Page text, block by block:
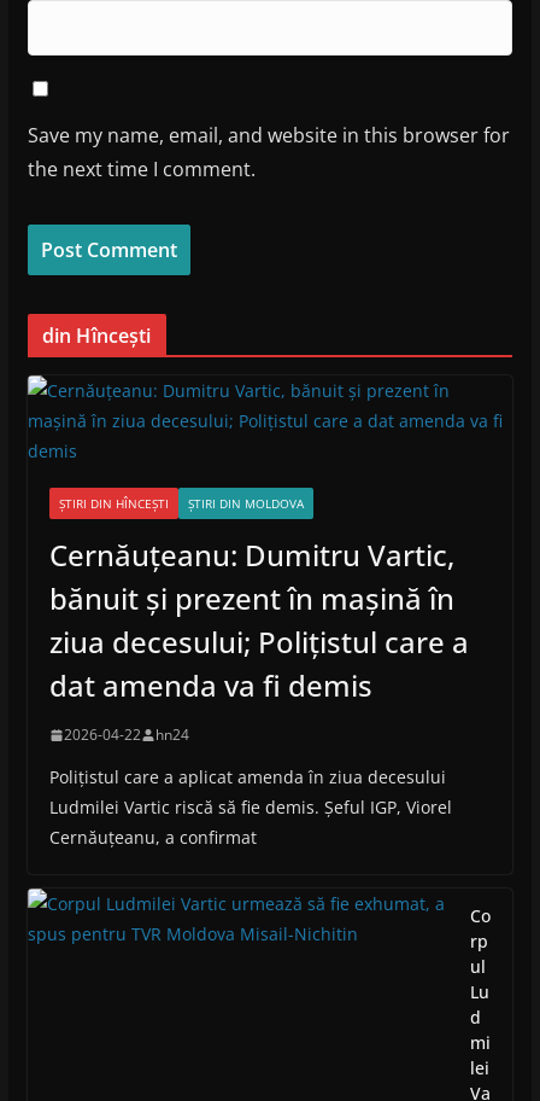
Save my name, email, and website in this browser for
the next time I comment.
din Hîncești
ȘTIRI DIN HÎNCEȘTI ȘTIRI DIN MOLDOVA
Cernăuțeanu: Dumitru Vartic,
bănuit și prezent în mașină în
ziua decesului; Polițistul care a
dat amenda va fi demis
2026-04-22 hn24
Polițistul care a aplicat amenda în ziua decesului
Ludmilei Vartic riscă să fie demis. Șeful IGP, Viorel
Cernăuțeanu, a confirmat
Co
rp
ul
Lu
d
mi
lei
Va